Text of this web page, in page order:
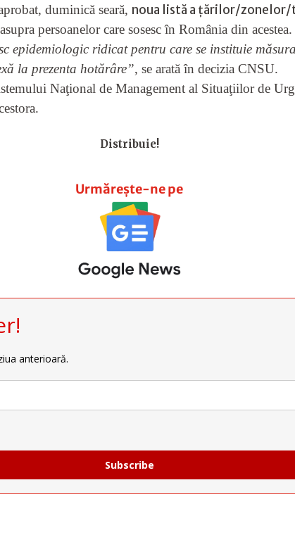
duminică seară, noua listă a ţărilor/
persoanelor care sosesc în România din acestea.
ridicat pentru care se instituie
la prezenta hotărâre”, se arată în decizia CNSU.
Naţional de Management al Situaţiilor de
Distribuie!
Urmărește-ne pe
anterioară.
Subscribe